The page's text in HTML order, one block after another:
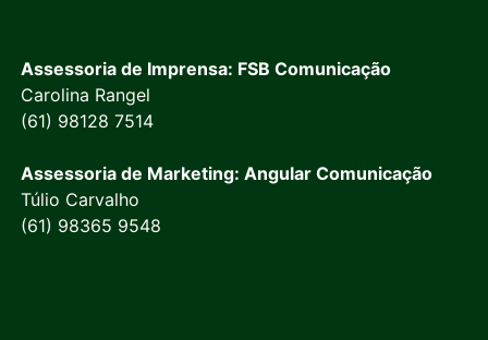
Assessoria de Imprensa: FSB Comunicação
Carolina Rangel
(61) 98128 7514
Assessoria de Marketing: Angular Comunicação
Túlio Carvalho
(61) 98365 9548